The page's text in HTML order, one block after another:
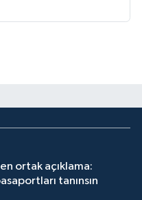
ortak açıklama:
tanınsın